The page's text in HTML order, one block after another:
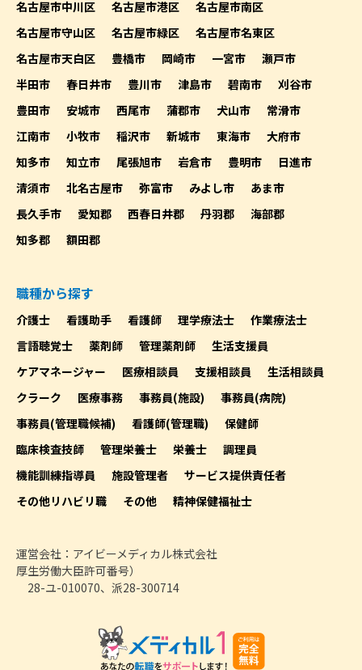
名古屋市中川区
名古屋市港区
名古屋市南区
名古屋市守山区
名古屋市緑区
名古屋市名東区
名古屋市天白区
豊橋市 岡崎市 一宮市
瀬戸市
半田市
春日井市 豊川市 津島市 碧南市
刈谷市
豊田市
安城市 西尾市 蒲郡市 犬山市
常滑市
江南市
小牧市 稲沢市 新城市 東海市
大府市
知多市
知立市 尾張旭市 岩倉市 豊明市
日進市
清須市
北名古屋市 弥富市 みよし市
あま市
長久手市
愛知郡 西春日井郡 丹羽郡
海部郡
知多郡
額田郡
職種から探す
介護士 看護助手 看護師 理学療法士
作業療法士
言語聴覚士
薬剤師 管理薬剤師
生活支援員
ケアマネージャー
医療相談員 支援相談員
生活相談員
クラーク
医療事務 事務員(施設)
事務員(病院)
事務員(管理職候補)
看護師(管理職)
保健師
臨床検査技師
管理栄養士 栄養士
調理員
機能訓練指導員
施設管理者
サービス提供責任者
その他リハビリ職
その他 精神保健福祉士
運営会社：アイビーメディカル株式会社
厚生労働大臣許可番号）
28-ユ-010070、派28-300714